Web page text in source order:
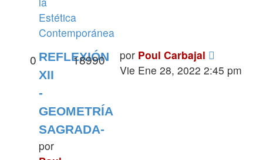
Estética
Contemporánea
REFLEXIÓN
XII
-
GEOMETRÍA
SAGRADA-
por
0 18990 por Poul Carbajal
Vie Ene 28, 2022 2:45 pm